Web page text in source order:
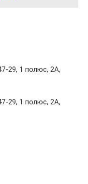
29, 1 полюс, 2А,
29, 1 полюс, 2А,